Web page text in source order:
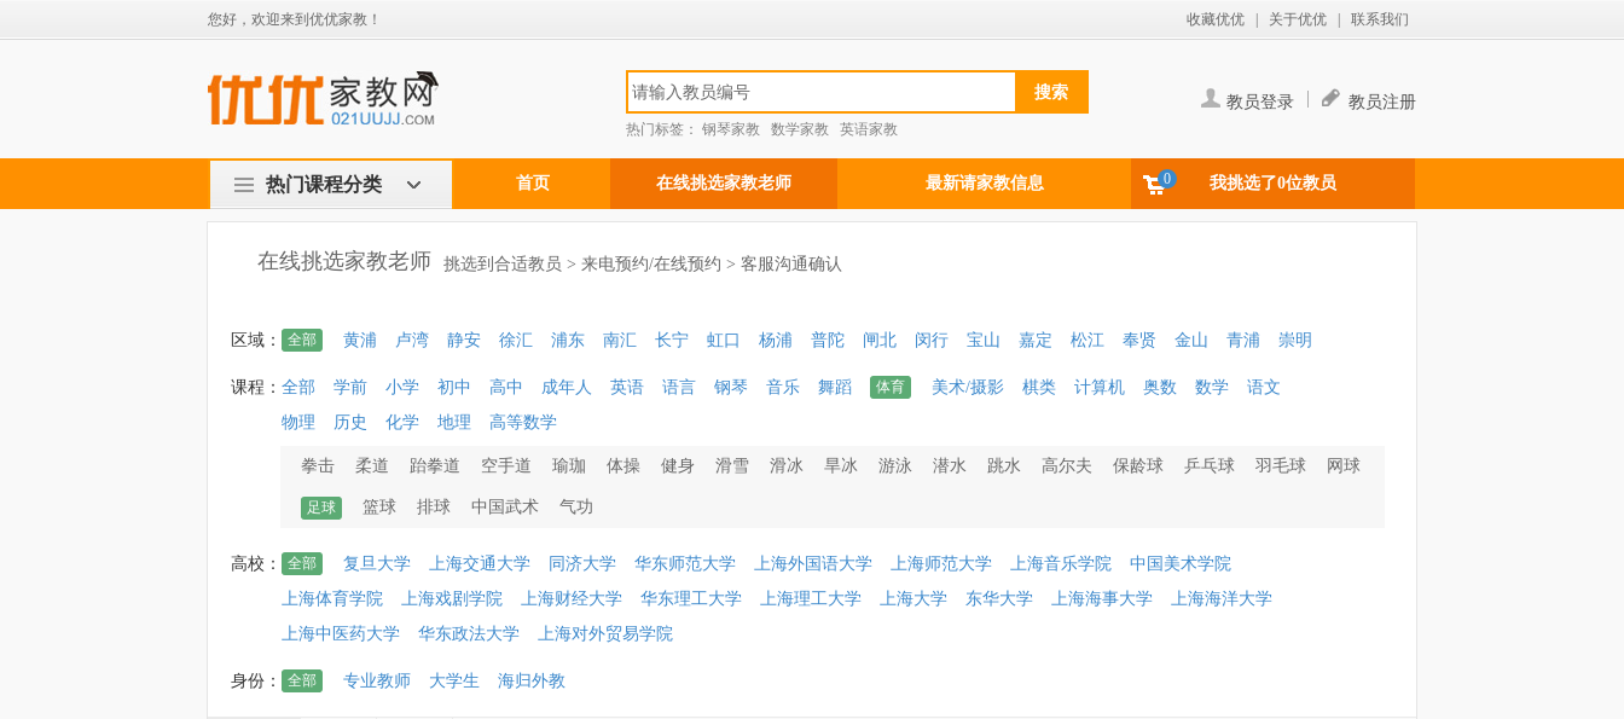
您好，欢迎来到优优家教！ 收藏优优 关于优优 联系我们
热门标签： 钢琴家教 数学家教 英语家教
教员登录 | 教员注册
热门课程分类 首页 在线挑选家教老师 最新请家教信息 0 我挑选了0位教员
在线挑选家教老师 挑选到合适教员 > 来电预约/在线预约 > 客服沟通确认
区域： 全部 黄浦 卢湾 静安 徐汇 浦东 南汇 长宁 虹口 杨浦 普陀 闸北 闵行 宝山 嘉定 松江 奉贤 金山 青浦 崇明
课程： 全部 学前 小学 初中 高中 成年人 英语 语言 钢琴 音乐 舞蹈 体育 美术/摄影 棋类 计算机 奥数 数学
语文
物理
历史 化学 地理 高等数学
拳击 柔道 跆拳道 空手道 瑜珈 体操 健身 滑雪 滑冰 旱冰 游泳 潜水 跳水 高尔夫 保龄球 乒乓球 羽毛球 网球
足球 篮球 排球 中国武术 气功
高校： 全部 复旦大学 上海交通大学 同济大学 华东师范大学 上海外国语大学 上海师范大学 上海音乐学院
中国美术学院
上海体育学院
上海戏剧学院 上海财经大学 华东理工大学 上海理工大学 上海大学 东华大学 上海海事大学
上海海洋大学
上海中医药大学
华东政法大学 上海对外贸易学院
身份： 全部 专业教师 大学生 海归外教